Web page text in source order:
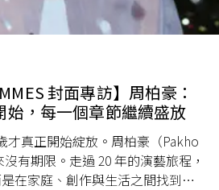
封面專訪】周柏豪：
始，每一個章節繼續盛放
才真正開始綻放。周柏豪（Pakho
有期限。走過 20 年的演藝旅程，
在家庭、創作與生活之間找到屬